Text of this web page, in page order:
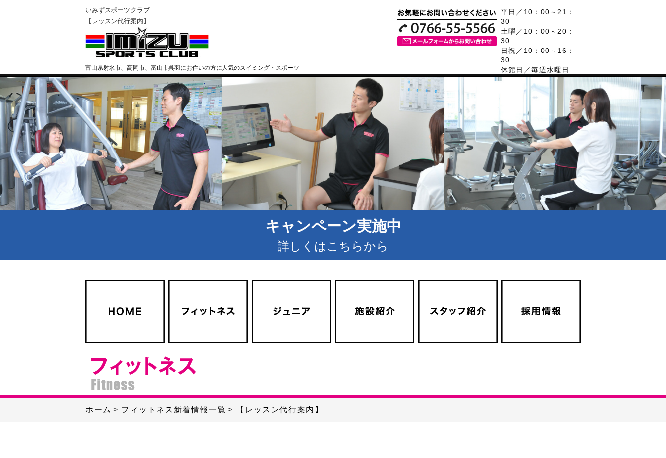
いみずスポーツクラブ
【レッスン代行案内】
富山県射水市、高岡市、富山市呉羽にお住いの方に人気のスイミング・スポーツ
平日／10：00～21：
30
土曜／10：00～20：
30
日祝／10：00～16：
30
休館日／毎週水曜日
キャンペーン実施中
詳しくはこちらから
ホーム フィットネス新着情報一覧 【レッスン代行案内】